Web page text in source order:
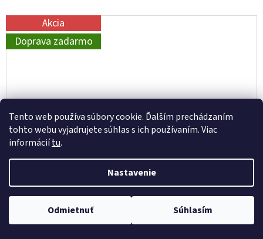
Tento web používa súbory cookie. Ďalším prechádzaním
tohto webu vyjadrujete súhlas s ich používaním. Viac
informáciítu.
Nastavenie
Odmietnuť Súhlasím
Akcia
Doprava zadarmo
BIOHORT ELEKTRICKÝ MONTÁŽNY PANEL